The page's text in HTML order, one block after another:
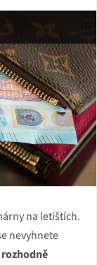
na letištích.
nevyhnete
rozhodně